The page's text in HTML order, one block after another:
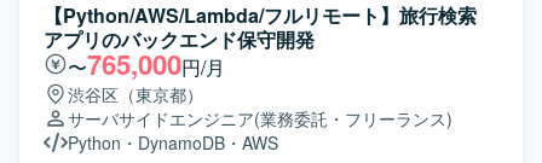
【Python/AWS/Lambda/フルリモート】旅行検索
アプリのバックエンド保守開発
〜765,000円/月
渋谷区（東京都）
サーバサイドエンジニア(業務委託・フリーランス)
Python ・ DynamoDB ・ AWS